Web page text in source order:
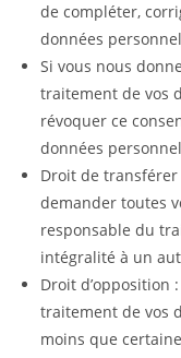
de compléter,
données
Si vous nous
traitement de vos
révoquer ce
données
Droit de transférer
demander toutes
responsable du
intégralité à un
Droit d’opposition
traitement de vos
moins que